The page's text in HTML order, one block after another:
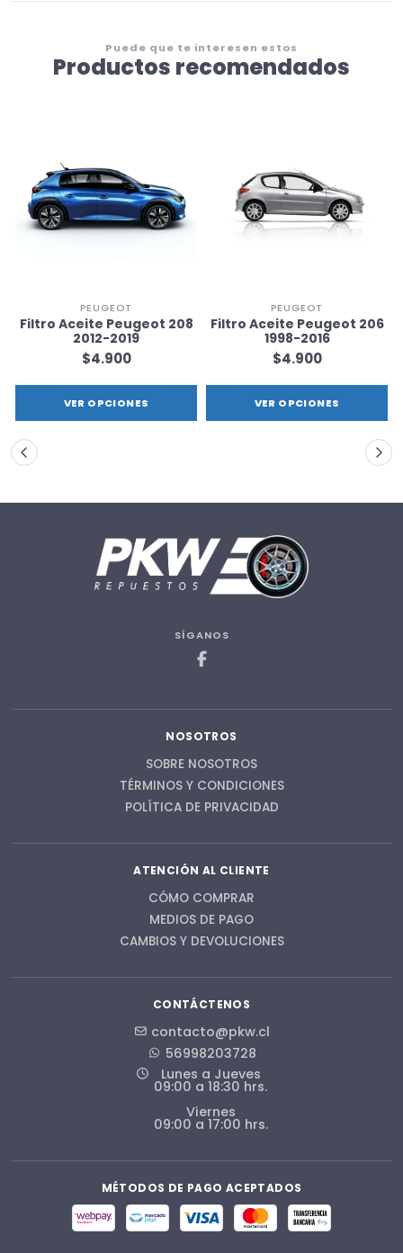
Puede que te interesen estos
Productos recomendados
PEUGEOT
Filtro Aceite Peugeot 208
2012-2019
$4.900
VER OPCIONES
PEUGEOT
Filtro Aceite Peugeot 206
1998-2016
$4.900
VER OPCIONES
SÍGANOS
NOSOTROS
SOBRE NOSOTROS
TÉRMINOS Y CONDICIONES
POLÍTICA DE PRIVACIDAD
ATENCIÓN AL CLIENTE
CÓMO COMPRAR
MEDIOS DE PAGO
CAMBIOS Y DEVOLUCIONES
CONTÁCTENOS
contacto@pkw.cl
56998203728
Lunes a Jueves
09:00 a 18:30 hrs.
Viernes
09:00 a 17:00 hrs.
MÉTODOS DE PAGO ACEPTADOS